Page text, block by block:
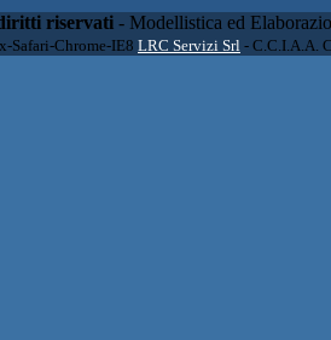
riservati - Modellistica ed
Safari-Chrome-IE8 LRC Servizi Srl - C.C.I.A.A.